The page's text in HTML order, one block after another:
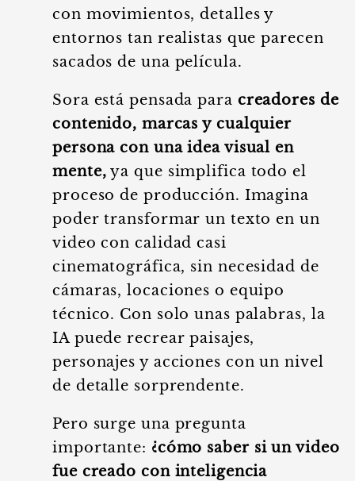
con movimientos, detalles y
entornos tan realistas que parecen
sacados de una película.
Sora está pensada para creadores de
contenido, marcas y cualquier
persona con una idea visual en
mente, ya que simplifica todo el
proceso de producción. Imagina
poder transformar un texto en un
video con calidad casi
cinematográfica, sin necesidad de
cámaras, locaciones o equipo
técnico. Con solo unas palabras, la
IA puede recrear paisajes,
personajes y acciones con un nivel
de detalle sorprendente.
Pero surge una pregunta
importante: ¿cómo saber si un video
fue creado con inteligencia